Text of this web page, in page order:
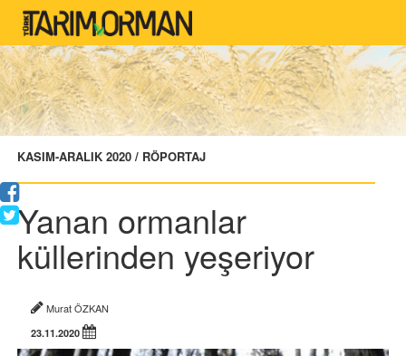
KASIM-ARALIK 2020 / RÖPORTAJ
Yanan ormanlar
küllerinden yeşeriyor
Murat ÖZKAN
23.11.2020